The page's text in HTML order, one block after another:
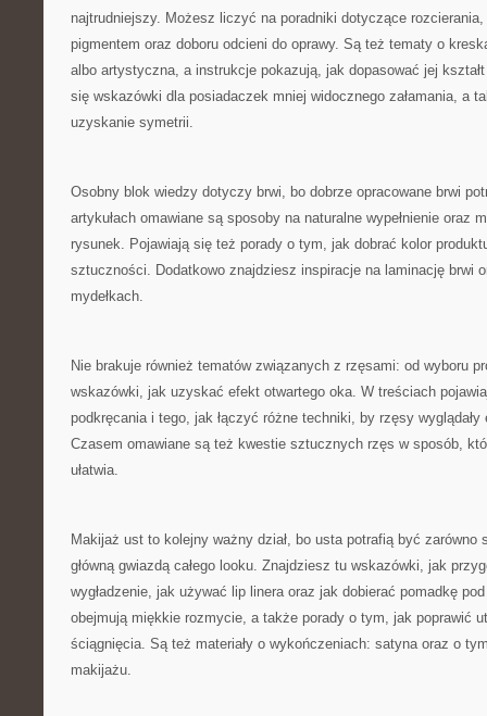
najtrudniejszy. Możesz liczyć na poradniki dotyczące
pigmentem oraz doboru odcieni do oprawy. Są też tematy o
albo artystyczna, a instrukcje pokazują, jak dopasować jej
się wskazówki dla posiadaczek mniej widocznego załamania, a
uzyskanie symetrii.
Osobny blok wiedzy dotyczy brwi, bo dobrze opracowane brwi
artykułach omawiane są sposoby na naturalne wypełnienie oraz
rysunek. Pojawiają się też porady o tym, jak dobrać kolor
sztuczności. Dodatkowo znajdziesz inspiracje na laminację brwi
mydełkach.
Nie brakuje również tematów związanych z rzęsami: od wyboru
wskazówki, jak uzyskać efekt otwartego oka. W treściach
podkręcania i tego, jak łączyć różne techniki, by rzęsy
Czasem omawiane są też kwestie sztucznych rzęs w sposób,
ułatwia.
Makijaż ust to kolejny ważny dział, bo usta potrafią być zarówno
główną gwiazdą całego looku. Znajdziesz tu wskazówki, jak
wygładzenie, jak używać lip linera oraz jak dobierać pomadkę
obejmują miękkie rozmycie, a także porady o tym, jak poprawić
ściągnięcia. Są też materiały o wykończeniach: satyna oraz o
makijażu.